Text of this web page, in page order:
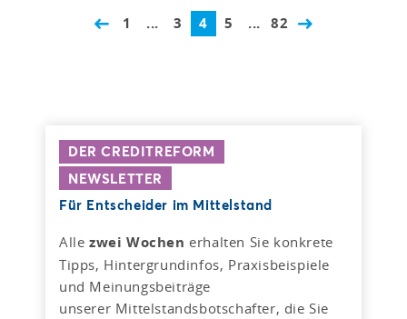
1 ... 3 4 5 ... 82
DER CREDITREFORM
NEWSLETTER
Für Entscheider im Mittelstand
Alle zwei Wochen erhalten Sie konkrete
Tipps, Hintergrundinfos, Praxisbeispiele
und Meinungsbeiträge
unserer Mittelstandsbotschafter, die Sie